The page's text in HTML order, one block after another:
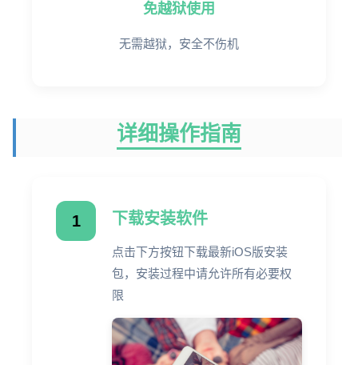
免越狱使用
无需越狱，安全不伤机
详细操作指南
1 下载安装软件
点击下方按钮下载最新iOS版安装
包，安装过程中请允许所有必要权
限